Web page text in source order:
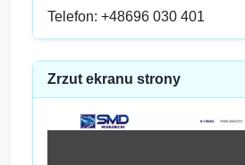
Telefon: +48696 030 401
Zrzut ekranu strony